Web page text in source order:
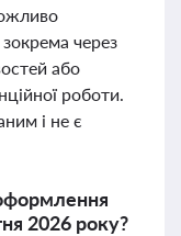
через
або
роботи.
і не є
2026 року?